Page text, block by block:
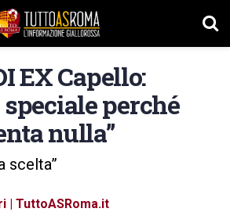
EX Capello:
speciale perché
nulla”
scelta”
| TuttoASRoma.it